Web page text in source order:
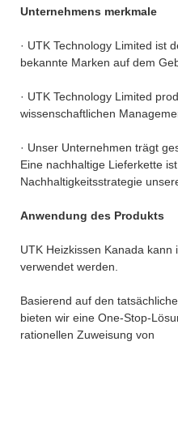
Unternehmens merkmale
· UTK Technology Limited ist
bekannte Marken auf dem
· UTK Technology Limited
wissenschaftlichen
· Unser Unternehmen trägt
Eine nachhaltige Lieferkette
Nachhaltigkeitsstrategie
Anwendung des Produkts
UTK Heizkissen Kanada
verwendet werden.
Basierend auf den
bieten wir eine One-Stop-
rationellen Zuweisung von